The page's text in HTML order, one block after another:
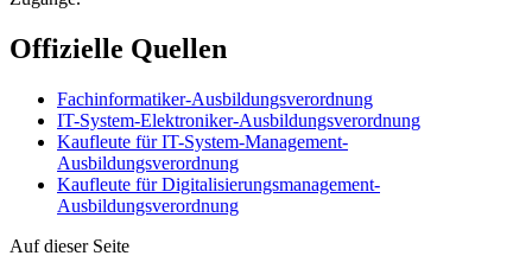
Offizielle Quellen
Fachinformatiker-Ausbildungsverordnung
IT-System-Elektroniker-Ausbildungsverordnung
Kaufleute für IT-System-Management-
Ausbildungsverordnung
Kaufleute für Digitalisierungsmanagement-
Ausbildungsverordnung
Auf dieser Seite